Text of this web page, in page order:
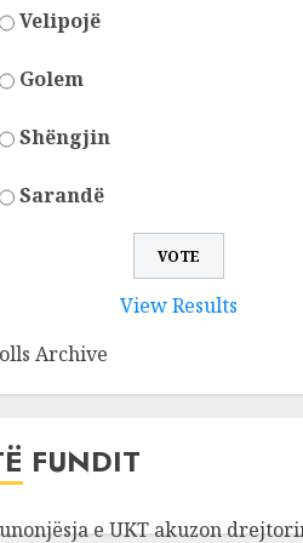
Velipojë
Golem
Shëngjin
Sarandë
View Results
Archive
FUNDIT
e UKT akuzon